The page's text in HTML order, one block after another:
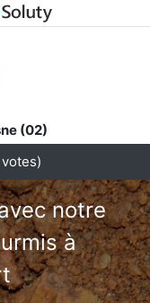
(02)
votes)
notre
à